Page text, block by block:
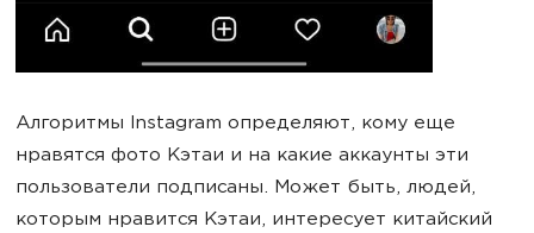
Алгоритмы Instagram определяют, кому еще
нравятся фото Кэтаи и на какие аккаунты эти
пользователи подписаны. Может быть, людей,
которым нравится Кэтаи, интересует китайский